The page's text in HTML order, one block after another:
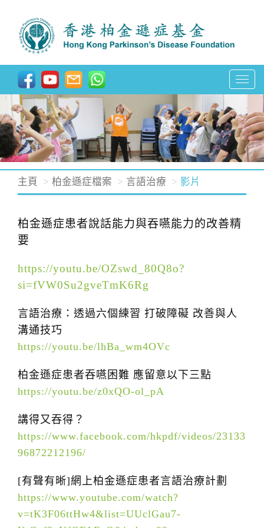
T
o
g
g
e
a
主頁 柏金遜症檔案 言語治療 影片
柏金遜症患者說話能力與吞嚥能力的改善精
要
https://youtu.be/OZswd_80Q8o?
si=fVW0Su2gveTmK6Rg
言語治療：透過六個練習 打破障礙 改善與人
溝通技巧
https://youtu.be/lhBa_wm4OVc
柏金遜症患者吞嚥困難 應留意以下三點
https://youtu.be/z0xQO-ol_pA
講得又吞得？
https://www.facebook.com/hkpdf/videos/23133
96872212196/
[有聲有晰]網上柏金遜症患者言語治療計劃
https://www.youtube.com/watch?
v=tK3F06ttHw4&list=UUclGau7-